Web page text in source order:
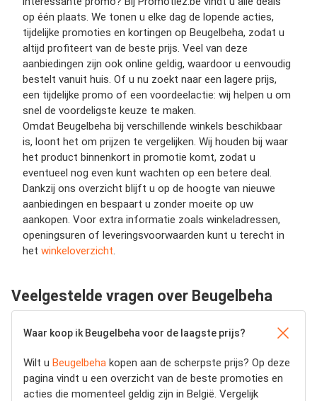
op één plaats. We tonen u elke dag de lopende acties,
tijdelijke promoties en kortingen op Beugelbeha, zodat u
altijd profiteert van de beste prijs. Veel van deze
aanbiedingen zijn ook online geldig, waardoor u eenvoudig
bestelt vanuit huis. Of u nu zoekt naar een lagere prijs,
een tijdelijke promo of een voordeelactie: wij helpen u om
snel de voordeligste keuze te maken.
Omdat Beugelbeha bij verschillende winkels beschikbaar
is, loont het om prijzen te vergelijken. Wij houden bij waar
het product binnenkort in promotie komt, zodat u
eventueel nog even kunt wachten op een betere deal.
Dankzij ons overzicht blijft u op de hoogte van nieuwe
aanbiedingen en bespaart u zonder moeite op uw
aankopen. Voor extra informatie zoals winkeladressen,
openingsuren of leveringsvoorwaarden kunt u terecht in
het winkeloverzicht
Veelgestelde vragen over Beugelbeha
Waar koop ik Beugelbeha voor de laagste prijs?
Wilt u Beugelbeha kopen aan de scherpste prijs? Op deze
pagina vindt u een overzicht van de beste promoties en
acties die momenteel geldig zijn in België. Vergelijk